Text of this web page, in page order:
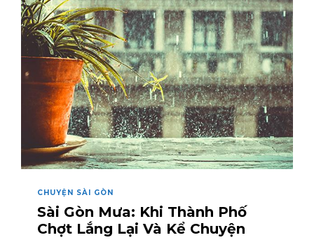
CHUYỆN SÀI GÒN
Sài Gòn Mưa: Khi Thành Phố
Chợt Lắng Lại Và Kể Chuyện